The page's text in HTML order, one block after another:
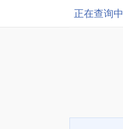
正在查询中